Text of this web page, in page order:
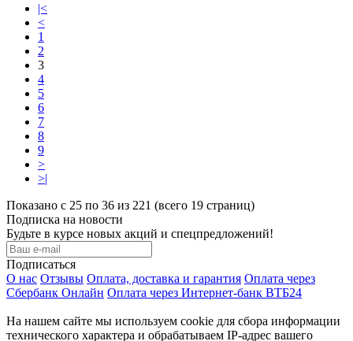
|<
<
1
2
3
4
5
6
7
8
9
>
>|
Показано с 25 по 36 из 221 (всего 19 страниц)
Подписка на новости
Будьте в курсе новых акций и спецпредложений!
Подписаться
О нас Отзывы Оплата, доставка и гарантия Оплата через
Сбербанк Онлайн Оплата через Интернет-банк ВТБ24
На нашем сайте мы используем cookie для сбора информации
технического характера и обрабатываем IP-адрес вашего